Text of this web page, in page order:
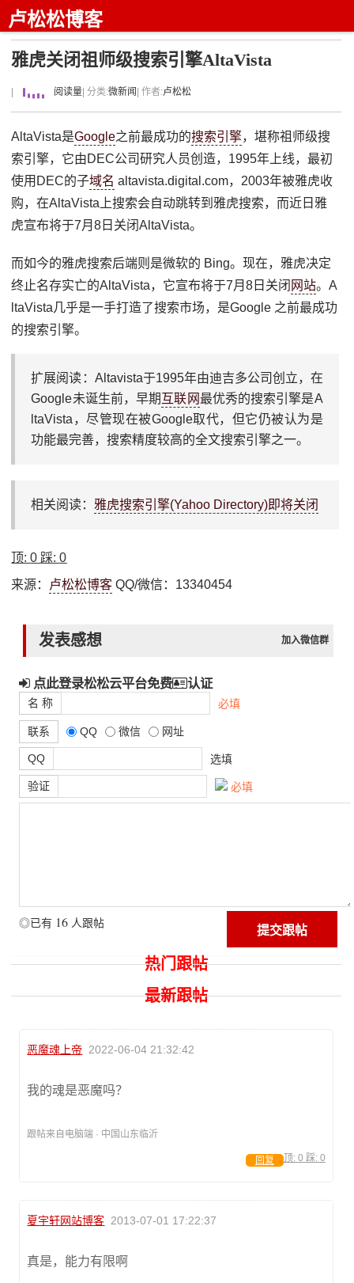
卢松松博客
雅虎关闭祖师级搜索引擎AltaVista
阅读量 | 分类:微新闻 | 作者:卢松松
AltaVista是Google之前最成功的搜索引擎，堪称祖师级搜
索引擎，它由DEC公司研究人员创造，1995年上线，最初
使用DEC的子域名 altavista.digital.com，2003年被雅虎收
购，在AltaVista上搜索会自动跳转到雅虎搜索，而近日雅
虎宣布将于7月8日关闭AltaVista。
而如今的雅虎搜索后端则是微软的 Bing。现在，雅虎决定
终止名存实亡的AltaVista，它宣布将于7月8日关闭 网站。A
ltaVista几乎是一手打造了搜索市场，是Google 之前最成功
的搜索引擎。
扩展阅读：Altavista于1995年由迪吉多公司创立，在
Google未诞生前，早期互联网最优秀的搜索引擎是A
ltaVista，尽管现在被Google取代，但它仍被认为是
功能最完善，搜索精度较高的全文搜索引擎之一。
相关阅读： 雅虎搜索引擎(Yahoo Directory)即将关闭
顶:0 踩:0
来源： 卢松松博客 QQ/微信：13340454
发表感想 加入微信群
点此登录松松云平台免费 认证
名 称 必填
联系 QQ 微信 网址
QQ 选填
验证 必填
◎已有 16 人跟帖
热门跟帖
最新跟帖
恶魔魂上帝 2022-06-04 21:32:42
我的魂是恶魔吗？
跟帖来自电脑端 · 中国山东临沂
顶: 0 踩: 0
回复
夏宇轩网站博客 2013-07-01 17:22:37
真是，能力有限啊